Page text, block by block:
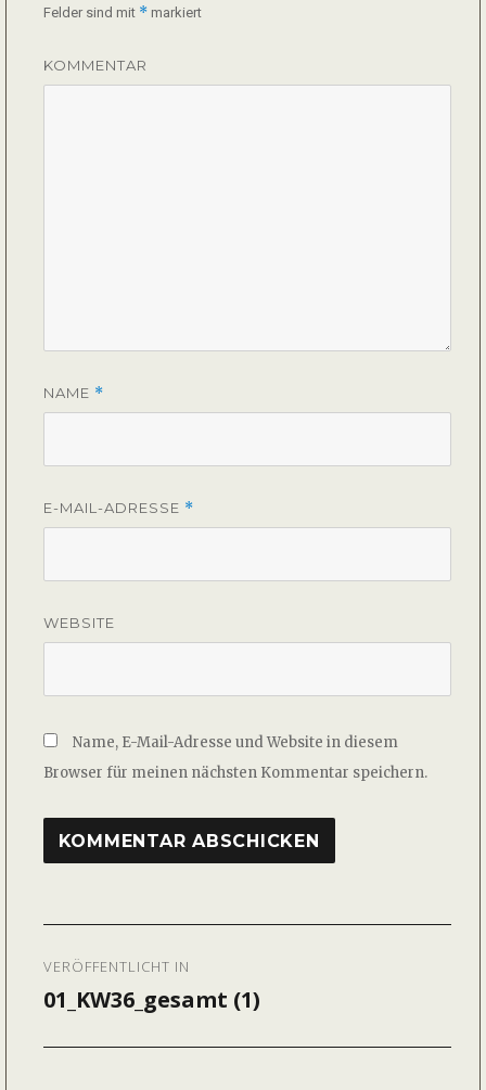
Felder sind mit *markiert
KOMMENTAR
NAME *
E-MAIL-ADRESSE *
WEBSITE
Name, E-Mail-Adresse und Website in diesem
Browser für meinen nächsten Kommentar speichern.
VERÖFFENTLICHT IN
01_KW36_gesamt (1)